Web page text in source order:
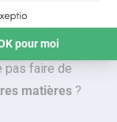
schémas
par exemple
pas faire de
matières ?